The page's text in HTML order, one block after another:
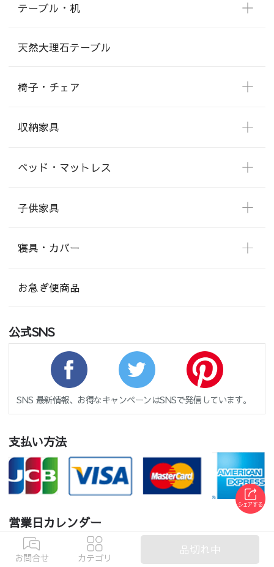
テーブル・机
天然大理石テーブル
椅子・チェア
収納家具
ベッド・マットレス
子供家具
寝具・カバー
お急ぎ便商品
公式SNS
SNS 最新情報、お得なキャンペーンはSNSで発信しています。
支払い方法
営業日カレンダー
2026 8月
日 月 木 金
2026 9月
日 月 火 水 木 金 土
お問合せ カテゴリ
品切れ中